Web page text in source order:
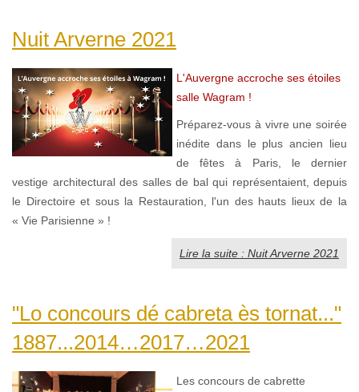
Nuit Arverne 2021
L'Auvergne accroche ses étoiles
salle Wagram !
Préparez-vous à vivre une soirée
inédite dans le plus ancien lieu
de fêtes à Paris, le dernier
vestige architectural des salles de bal qui représentaient, depuis
le Directoire et sous la Restauration, l'un des hauts lieux de la
« Vie Parisienne » !
Lire la suite : Nuit Arverne 2021
"Lo concours dé cabreta ès tornat..."
1887...2014…2017…2021
Les concours de cabrette